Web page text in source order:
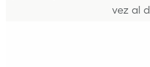
vez al